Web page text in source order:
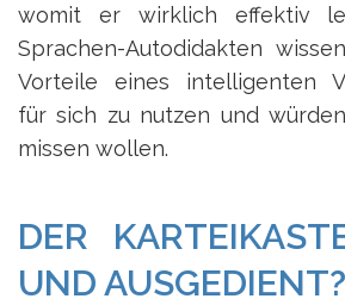
womit er wirklich effektiv
Sprachen-Autodidakten
Vorteile eines intelligenten
für sich zu nutzen und
missen wollen.
DER
UND AUSGEDIENT?